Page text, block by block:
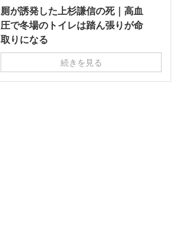
厠が誘発した上杉謙信の死｜高血
圧で冬場のトイレは踏ん張りが命
取りになる
続きを見る